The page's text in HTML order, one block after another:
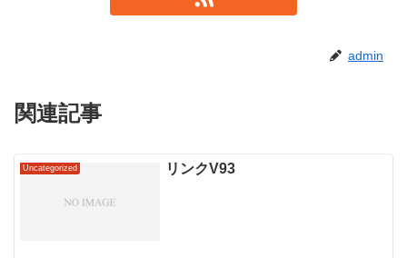
admin
関連記事
Uncategorized リンクV93